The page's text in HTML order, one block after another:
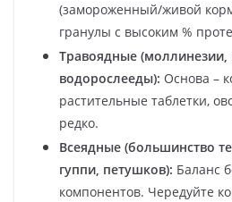
(замороженный/живой
гранулы с высоким %
Травоядные
водорослееды): Основа –
растительные таблетки,
редко.
Всеядные (большинство
гуппи, петушков): Баланс
компонентов. Чередуйте